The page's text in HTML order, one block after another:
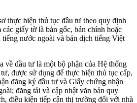
thực hiện thủ tục đầu tư theo quy định
giấy tờ là bản gốc, bản chính hoặc
nước ngoài và bản dịch tiếng Việt
về đầu tư là một bộ phận của Hệ thống
được sử dụng để thực hiện thủ tục cấp,
đăng ký đầu tư và Giấy chứng nhận
đăng tải và cập nhật văn bản quy
điều kiện tiếp cận thị trường đối với nhà